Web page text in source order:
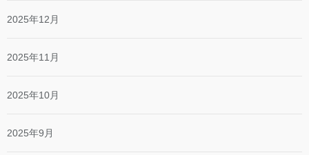
2025年12月
2025年11月
2025年10月
2025年9月